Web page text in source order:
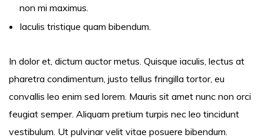
non mi maximus.
Iaculis tristique quam bibendum.
In dolor et, dictum auctor metus. Quisque iaculis, lectus at
pharetra condimentum, justo tellus fringilla tortor, eu
convallis leo enim sed lorem. Mauris sit amet nunc non orci
feugiat semper. Aliquam pretium turpis nec leo tincidunt
vestibulum. Ut pulvinar velit vitae posuere bibendum.